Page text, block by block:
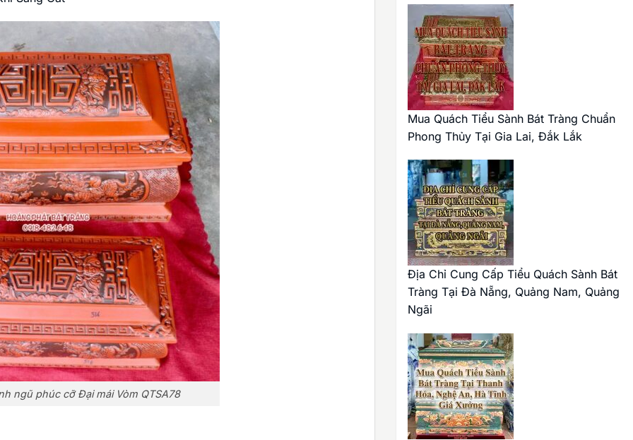
ngũ phúc cỡ Đại mái Vòm QTSA78
Mua Quách Tiểu Sành Bát Tràng Chuẩn
Phong Thủy Tại Gia Lai, Đắk Lắk
Địa Chỉ Cung Cấp Tiểu Quách Sành Bát
Tràng Tại Đà Nẵng, Quảng Nam, Quảng
Ngãi